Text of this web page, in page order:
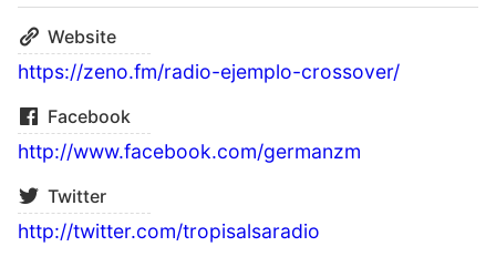
Website
https://zeno.fm/radio-ejemplo-crossover/
Facebook
http://www.facebook.com/germanzm
Twitter
http://twitter.com/tropisalsaradio